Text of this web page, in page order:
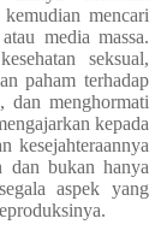
mencari
media massa.
seksual,
paham terhadap
dan menghormati
kepada
kesejahteraannya
dan bukan hanya
aspek yang